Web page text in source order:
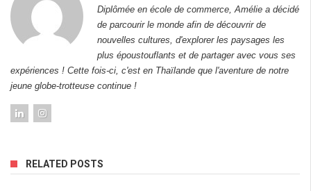
Diplômée en école de commerce, Amélie a décidé
de parcourir le monde afin de découvrir de
nouvelles cultures, d'explorer les paysages les
plus époustouflants et de partager avec vous ses
expériences ! Cette fois-ci, c'est en Thaïlande que l'aventure de notre
jeune globe-trotteuse continue !
RELATED POSTS